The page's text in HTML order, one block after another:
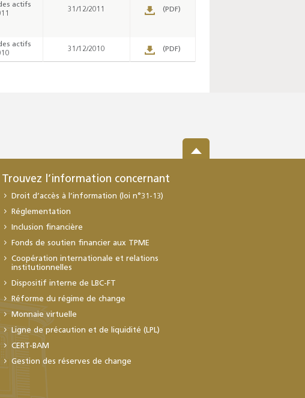
actifs
31/12/2011 (PDF)
actifs
31/12/2010 (PDF)
Trouvez l’information concernant
Droit d’accès à l’information (loi n°31-13)
Réglementation
Inclusion financière
Fonds de soutien financier aux TPME
Coopération internationale et relations
institutionnelles
Dispositif interne de LBC-FT
Réforme du régime de change
Monnaie virtuelle
Ligne de précaution et de liquidité (LPL)
CERT-BAM
Gestion des réserves de change